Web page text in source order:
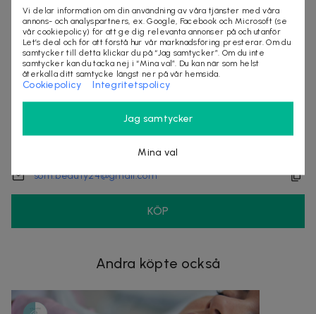
Stigbergsliden 14
som.beauty24@gmail.com
KÖP
Andra köpte också
Vi delar information om din användning av våra tjänster med våra
annons- och analyspartners, ex. Google, Facebook och Microsoft (se
vår cookiepolicy) för att ge dig relevanta annonser på och utanför
Let’s deal och för att förstå hur vår marknadsföring presterar. Om du
samtycker till detta klickar du på “Jag samtycker”. Om du inte
samtycker kan du tacka nej i “Mina val”. Du kan när som helst
återkalla ditt samtycke längst ner på vår hemsida.
Cookiepolicy Integritetspolicy
Jag samtycker
Mina val